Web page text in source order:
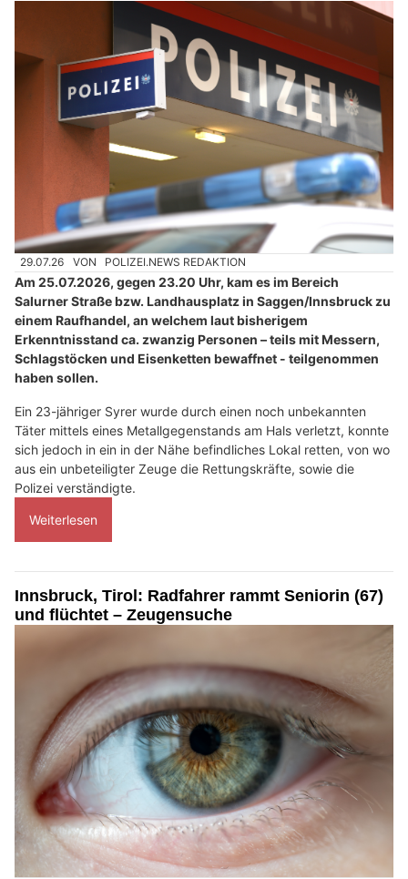
29.07.26 VON POLIZEI.NEWS REDAKTION
Am 25.07.2026, gegen 23.20 Uhr, kam es im Bereich
Salurner Straße bzw. Landhausplatz in Saggen/Innsbruck zu
einem Raufhandel, an welchem laut bisherigem
Erkenntnisstand ca. zwanzig Personen – teils mit Messern,
Schlagstöcken und Eisenketten bewaffnet - teilgenommen
haben sollen.
Ein 23-jähriger Syrer wurde durch einen noch unbekannten
Täter mittels eines Metallgegenstands am Hals verletzt, konnte
sich jedoch in ein in der Nähe befindliches Lokal retten, von wo
aus ein unbeteiligter Zeuge die Rettungskräfte, sowie die
Polizei verständigte.
Weiterlesen
Innsbruck, Tirol: Radfahrer rammt Seniorin (67)
und flüchtet – Zeugensuche